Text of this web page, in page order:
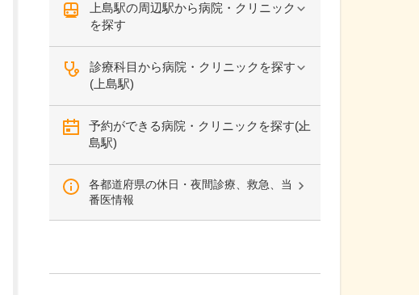
上島駅の周辺駅から病院・クリニック
を探す
診療科目から病院・クリニックを探す
(上島駅)
予約ができる病院・クリニックを探す(上
島駅)
各都道府県の休日・夜間診療、救急、当
番医情報